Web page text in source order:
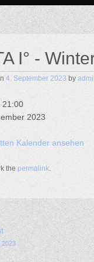
I° -
4. September 2023 by
21:00
2023
Kalender ansehen
the permalink.
2023